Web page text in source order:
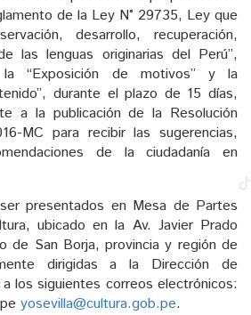
de la Ley N° 29735, Ley que
desarrollo, recuperación,
las lenguas originarias del Perú”,
la “Exposición de motivos” y la
durante el plazo de 15 días,
a la publicación de la Resolución
MC para recibir las sugerencias,
de la ciudadanía en
presentados en Mesa de Partes
ubicado en la Av. Javier Prado
de San Borja, provincia y región de
dirigidas a la Dirección de
los siguientes correos electrónicos:
yosevilla@cultura.gob.pe.